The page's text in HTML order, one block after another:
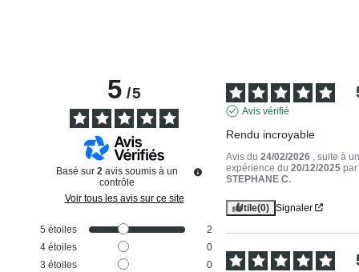
5/5
Basé sur 2 avis soumis à un
contrôle
Voir tous les avis sur ce site
5 étoiles
2
4 étoiles
0
3 étoiles
0
Avis vérifié
Rendu incroyable
Avis du24/02/2026
, suite à
expérience du20/12/2025 par
STEPHANE C.
Utile(0) Signaler